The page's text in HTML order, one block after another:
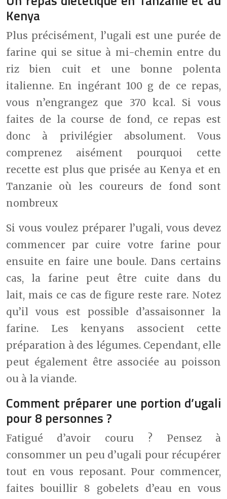
Kenya
Plus précisément, l’ugali est une purée de
farine qui se situe à mi-chemin entre du
riz bien cuit et une bonne polenta
italienne. En ingérant 100 g de ce repas,
vous n’engrangez que 370 kcal. Si vous
faites de la course de fond, ce repas est
donc à privilégier absolument. Vous
comprenez aisément pourquoi cette
recette est plus que prisée au Kenya et en
Tanzanie où les coureurs de fond sont
nombreux
Si vous voulez préparer l’ugali, vous devez
commencer par cuire votre farine pour
ensuite en faire une boule. Dans certains
cas, la farine peut être cuite dans du
lait, mais ce cas de figure reste rare. Notez
qu’il vous est possible d’assaisonner la
farine. Les kenyans associent cette
préparation à des légumes. Cependant, elle
peut également être associée au poisson
ou à la viande.
Comment préparer une portion d’ugali
pour 8 personnes ?
Fatigué d’avoir couru ? Pensez à
consommer un peu d’ugali pour récupérer
tout en vous reposant. Pour commencer,
faites bouillir 8 gobelets d’eau en vous